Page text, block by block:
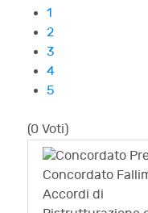
1
2
3
4
5
(0 Voti)